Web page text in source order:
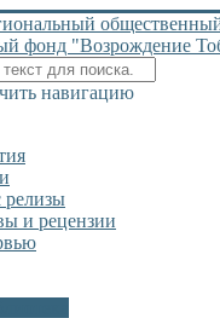
навигацию
релизы
и рецензии